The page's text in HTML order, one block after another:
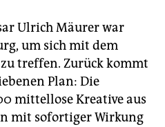
Ulrich Mäurer war
um sich mit dem
treffen. Zurück kommt
Plan: Die
mittellose Kreative aus
mit sofortiger Wirkung